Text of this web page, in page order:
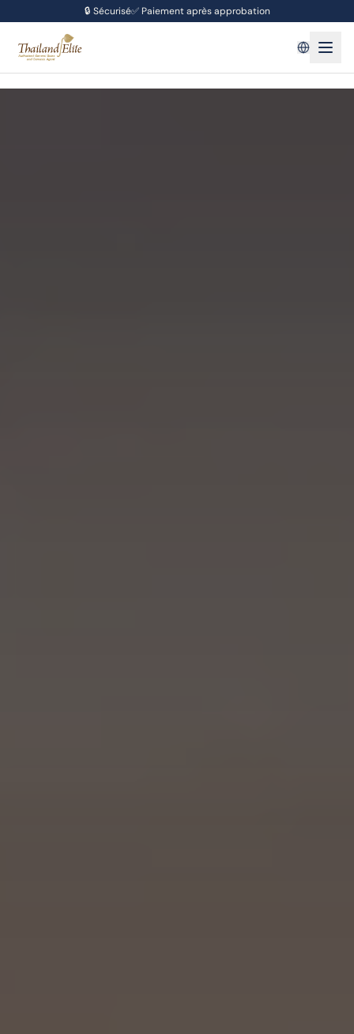
🔒 Sécurisé✅ Paiement après approbation